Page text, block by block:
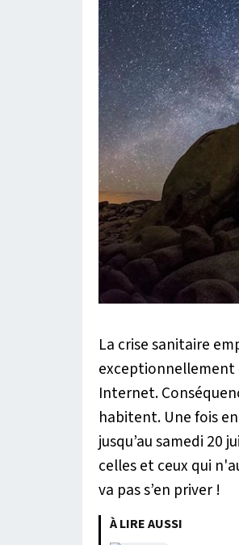
La crise sanitaire
exceptionnellement
Internet.
habitent. Une fois
jusqu’au samedi 20
celles et ceux qui
va pas s’en priver !
À LIRE AUSSI